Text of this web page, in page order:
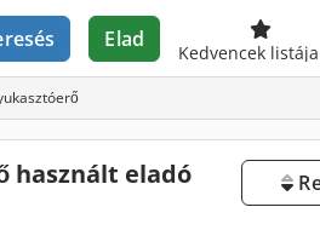
Elad
Kedvencek listája
használt eladó